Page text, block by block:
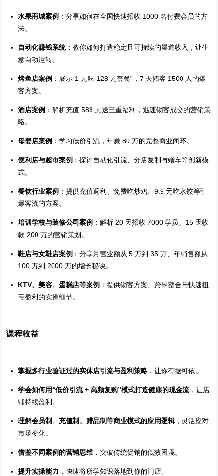
水果商城案例 ：分享如何在全国快速招收 1000 名付费会员的方
法。
自动化赚钱系统：教你如何打造稳定且可持续的渠道收入，让生
意自动运转。
烤鱼店案例 ：展示“1 元吃 128 元套餐”，7 天拓客 1500 人的爆
客方案。
酒店案例 ：解析充值 588 元送三重福利，迅速锁客成交的营销策
略。
母婴店案例 ：学习低价引流，年赚 80 万的完整商业闭环。
便利店与超市案例 ：探讨自动化引流、分店复制与赠车等创新模
式。
餐饮行业案例 ：提供充值返利、免费吃炒鸡、9.9 元吃水饺等引
爆客流的方案。
培训学校与装修公司案例 ：解析 20 天招收 7000 学员、15 天收
款 200 万的营销策划。
鞋店与女鞋店案例 ：分享月营业额从 5 万到 35 万、年销售额从
100 万到 2000 万的增长秘诀。
KTV、美容、蛋糕店等案例 ：提供锁客方案、跨界整合与快速扭
亏盈利的实操细节。
课程收益
掌握多行业验证过的实体店引流与盈利策略 ，让你有据可依。
学会如何用“低价引流 + 高频复购”模式打造健康的现金流，让店
铺持续盈利。
理解会员制、充值制、赠品制等商业模式的应用逻辑 ，灵活应对
市场变化。
借鉴不同案例的营销思维 ，突破传统促销的低效困境。
提升实操能力 ，快速将所学知识落地到你的门店。